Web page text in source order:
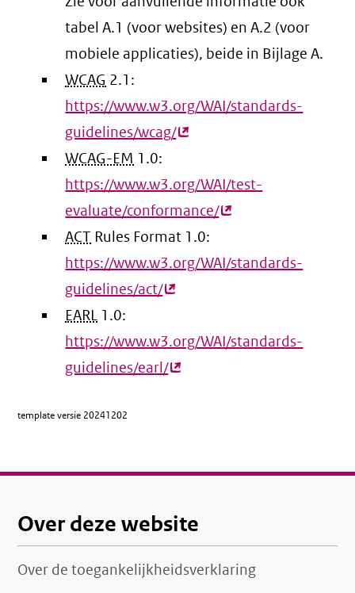
tabel A.1 (voor websites) en A.2 (voor
mobiele applicaties), beide in Bijlage A.
WCAG 2.1:
https://www.w3.org/WAI/standards-
guidelines/wcag/(externe
WCAG-EM 1.0:
https://www.w3.org/WAI/test-
evaluate/conformance/(externe
ACT Rules Format 1.0:
https://www.w3.org/WAI/standards-
guidelines/act/(externe
EARL 1.0:
https://www.w3.org/WAI/standards-
guidelines/earl/(externe
template versie 20241202
Over deze website
Over de toegankelijkheidsverklaring